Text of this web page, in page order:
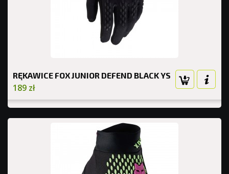
RĘKAWICE FOX JUNIOR DEFEND BLACK YS
189 zł